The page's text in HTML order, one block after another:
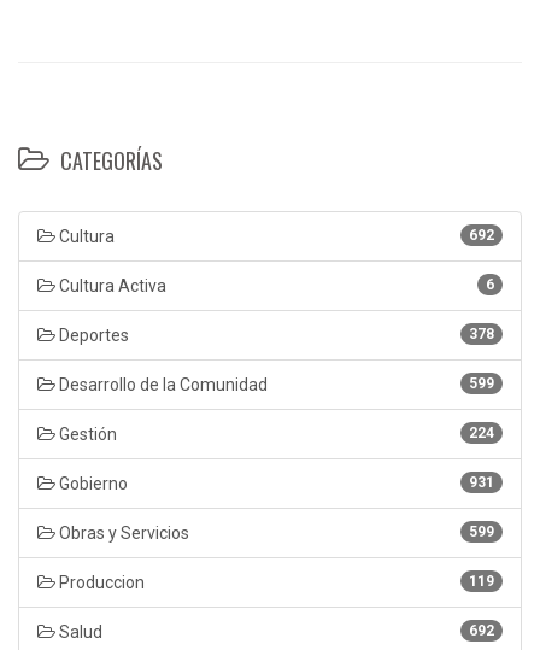
CATEGORÍAS
692
Cultura
6
Cultura Activa
378
Deportes
599
Desarrollo de la Comunidad
224
Gestión
931
Gobierno
599
Obras y Servicios
119
Produccion
692
Salud